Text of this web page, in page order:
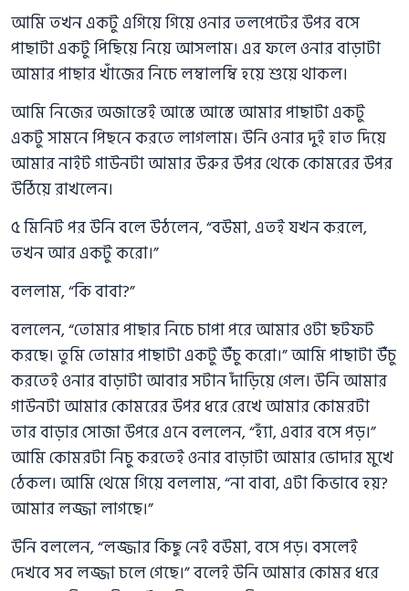
আমি তখন একটু এগিয়ে গিয়ে ওনার তলপেটের উপর বসে
পাছাটা একটু পিছিয়ে নিয়ে আসলাম। এর ফলে ওনার বাড়াটা
আমার পাছার খাঁজের নিচে লম্বালম্বি হয়ে শুয়ে থাকল।
আমি নিজের অজান্তেই আস্তে আস্তে আমার পাছাটা একটু
একটু সামনে পিছনে করতে লাগলাম। উনি ওনার দুই হাত দিয়ে
আমার নাইট গাউনটা আমার উরুর উপর থেকে কোমরের উপর
উঠিয়ে রাখলেন।
৫ মিনিট পর উনি বলে উঠলেন, “বউমা, এতই যখন করলে,
তখন আর একটু করো।”
বললাম, “কি বাবা?”
বললেন, “তোমার পাছার নিচে চাপা পরে আমার ওটা ছটফট
করছে। তুমি তোমার পাছাটা একটু উঁচু করো।” আমি পাছাটা উঁচু
করতেই ওনার বাড়াটা আবার সটান দাঁড়িয়ে গেল। উনি আমার
গাউনটা আমার কোমরের উপর ধরে রেখে আমার কোমরটা
তার বাড়ার সোজা উপরে এনে বললেন, “হ্যাঁ, এবার বসে পড়।”
আমি কোমরটা নিচু করতেই ওনার বাড়াটা আমার ভোদার মুখে
ঠেকল। আমি থেমে গিয়ে বললাম, “না বাবা, এটা কিভাবে হয়?
আমার লজ্জা লাগছে।”
উনি বললেন, “লজ্জার কিছু নেই বউমা, বসে পড়। বসলেই
দেখবে সব লজ্জা চলে গেছে।” বলেই উনি আমার কোমর ধরে